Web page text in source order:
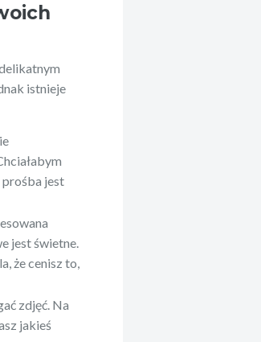
istnieje
prośba jest
jest świetne.
że cenisz to,
zdjęć. Na
jakieś